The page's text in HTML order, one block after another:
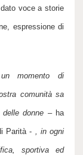
voce a storie
, espressione di
momento di
comunità sa
donne – ha
Parità - , in ogni
sportiva ed